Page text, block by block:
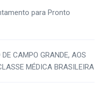
para Pronto
CAMPO GRANDE, AOS
MÉDICA BRASILEIRA